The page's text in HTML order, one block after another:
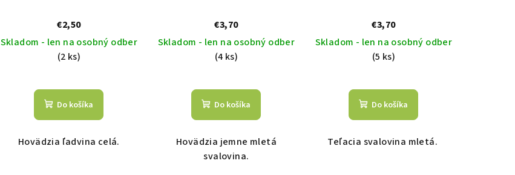
€2,50
Skladom - len na osobný odber
(2 ks)
Do košíka
Hovädzia ľadvina celá.
€3,70
Skladom - len na osobný odber
(4 ks)
Do košíka
Hovädzia jemne mletá
svalovina.
€3,70
Skladom - len na osobný odber
(5 ks)
Do košíka
Teľacia svalovina mletá.